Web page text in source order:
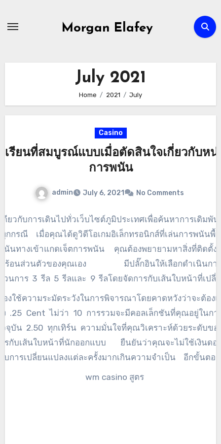
Morgan Elafey
July 2021
Home 2021 July
Casino
เรียนที่สมบูรณ์แบบเมื่อตัดสินใจเกี่ยวกับหน่
การพนัน
admin July 6, 2021 No Comments
ดียวกับการเดินไปทั่วเว็บไซต์ภูมิประเทศเพื่อค้นหาการเดิม
กกรณี เมื่อคุณได้ดูวิดีโอเกมอิเล็กทรอนิกส์ที่เล่นการพนันพื้
นันทางเข้าแกดเจ็ตการพนัน คุณต้องพยายามหาสิ่งที่ติดตั้ง
ร้อนส่วนตัวของคุณเอง มีปลั๊กอินให้เลือกดำเนินกา
วนการ 3 รีล 5 รีลและ 9 รีลโดยจัดการกับเส้นใบหน้าที่เปลี่
กคอลเลกชันเดียว คุณต้องใช้ความพยายามในการเดิมพันเ
ดับที่เหมาะเมื่อเล่นอย่างแข็งขันบนเว็บ นี่เป็นการพิจารณา
ลายรายให้แรงผลักดันที่สำคัญแก่คุณในการใช้ประโยชน์จาก
ที่เกี่ยวข้องกับการเพิ่มตัวเลือก ตัวอย่างเช่น ผู้ผลิตสามารถปก
ลกชัน โลหะพิเศษของฉันเองอาจเป็น 1,000 เหรียญต่อเหรีย
ญโดยสนุกกับเหรียญที่มีขนาดพิเศษที่สุด
งใช้ความระมัดระวังในการพิจารณาโดยคาดหวังว่าจะต้อง
ง .25 Cent ไม่ว่า 10 การรวมจะมีคอลเล็กชันที่คุณอยู่ในกา
จุบัน 2.50 ทุกเทิร์น ความมั่นใจที่คุณวิเคราะห์ด้วยระดับขอ
รกับเส้นใบหน้าที่นักออกแบบ ยืนยันว่าคุณจะไม่ใช้เงินดอ
บการเปลี่ยนแปลงแต่ละครั้งมากเกินความจำเป็น อีกขั้นตอ
รพิจารณาอาจเป็นปัจจัยของเกียร์ล่าสุด คำแนะนำมาตร